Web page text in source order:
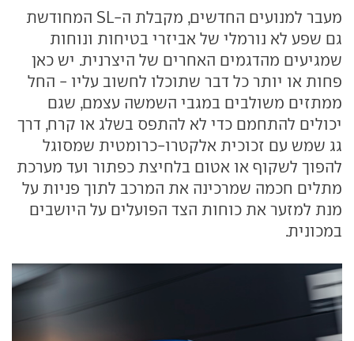
מעבר למנועים החדשים, מקבלת ה-SL המחודשת
גם שפע לא נורמלי של אביזרי בטיחות ונוחות
שמגיעים מהדגמים האחרים של היצרנית. יש כאן
פחות או יותר כל דבר שתוכלו לחשוב עליו - החל
ממתזים משולבים במגבי השמשה עצמם, שגם
יכולים להתחמם כדי לא להתפס בשלג או קרח, דרך
גג שמש עם זכוכית אלקטרו-כרומטית שמסוגל
להפוך לשקוף או אטום בלחיצת כפתור ועד מערכת
מתלים חכמה שמרכינה את המרכב לתוך פניות על
מנת למזער את כוחות הצד הפועלים על היושבים
במכונית.